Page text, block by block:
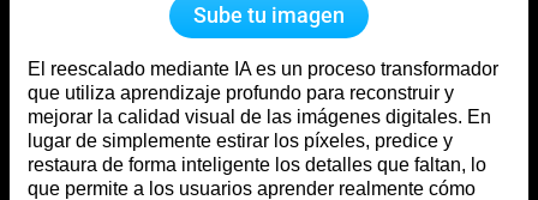
Sube tu imagen
El reescalado mediante IA es un proceso transformador
que utiliza aprendizaje profundo para reconstruir y
mejorar la calidad visual de las imágenes digitales. En
lugar de simplemente estirar los píxeles, predice y
restaura de forma inteligente los detalles que faltan, lo
que permite a los usuarios aprender realmente cómo